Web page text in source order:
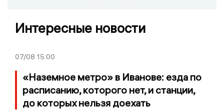
Интересные новости
07/08 15:00
«Наземное метро» в Иванове: езда по
расписанию, которого нет, и станции,
до которых нельзя доехать